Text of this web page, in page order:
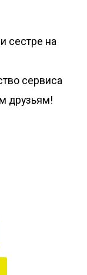
сестре на
сервиса
друзьям!